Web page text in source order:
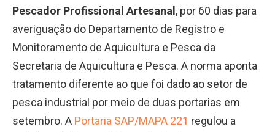
Pescador Profissional Artesanal , por 60 dias para
averiguação do Departamento de Registro e
Monitoramento de Aquicultura e Pesca da
Secretaria de Aquicultura e Pesca. A norma aponta
tratamento diferente ao que foi dado ao setor de
pesca industrial por meio de duas portarias em
setembro. A Portaria SAP/MAPA 221 regulou a